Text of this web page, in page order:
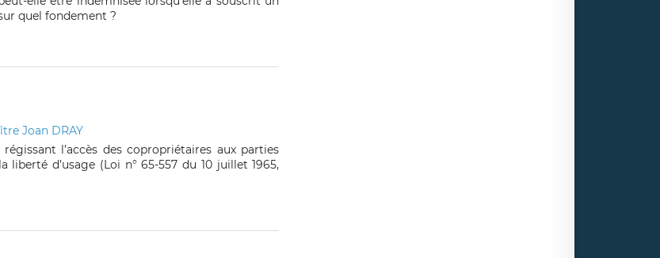
quel fondement ?
Joan DRAY
l’accès des copropriétaires aux parties
liberté d’usage (Loi n° 65-557 du 10 juillet 1965,